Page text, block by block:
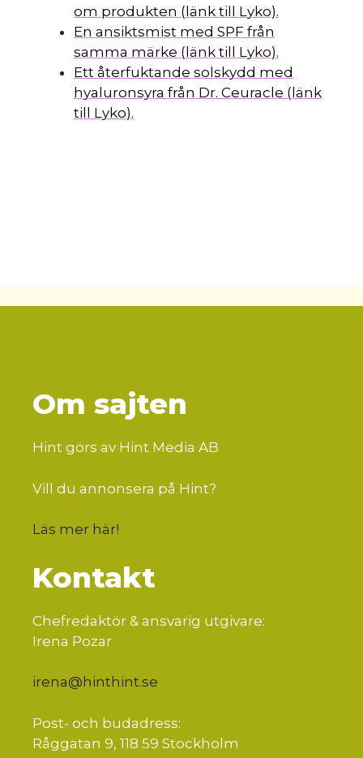
om produkten (länk till Lyko).
En ansiktsmist med SPF från
samma märke (länk till Lyko).
Ett återfuktande solskydd med
hyaluronsyra från Dr. Ceuracle (länk
till Lyko).
Om sajten
Hint görs av Hint Media AB
Vill du annonsera på Hint?
Läs mer här!
Kontakt
Chefredaktör & ansvarig utgivare:
Irena Pozar
irena@hinthint.se
Post- och budadress:
Råggatan 9, 118 59 Stockholm